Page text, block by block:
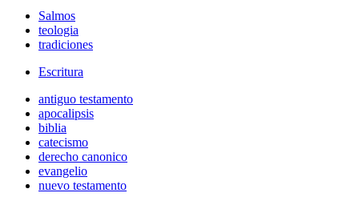
Salmos
teologia
tradiciones
Escritura
antiguo testamento
apocalipsis
biblia
catecismo
derecho canonico
evangelio
nuevo testamento